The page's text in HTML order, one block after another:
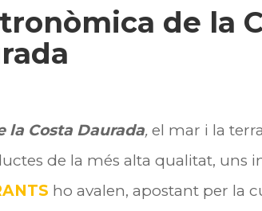
de la
la Costa Daurada, el mar i la
de la més alta qualitat, uns
ho avalen, apostant per la